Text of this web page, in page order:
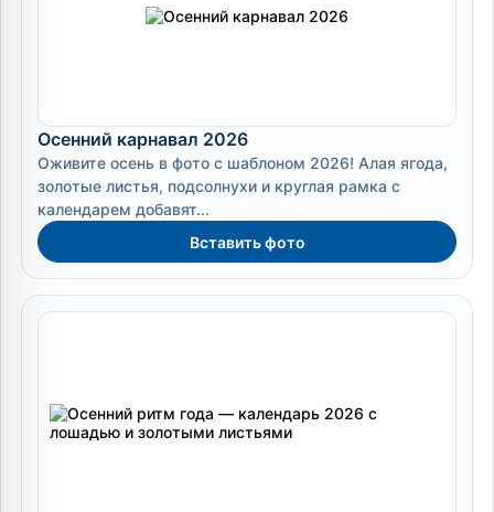
Осенний карнавал 2026
Оживите осень в фото с шаблоном 2026! Алая ягода,
золотые листья, подсолнухи и круглая рамка с
календарем добавят...
Вставить фото